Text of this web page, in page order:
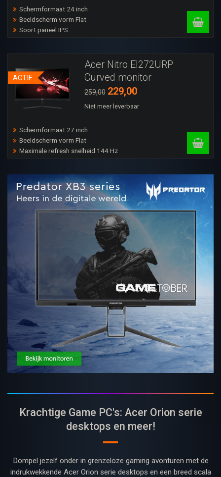
Schermformaat 24 inch
Beeldscherm vorm Flat
Soort paneel IPS
Acer Nitro EI272URP
Curved monitor
259,00 229,00
Niet meer leverbaar
ACTIE
Schermformaat 27 inch
Beeldscherm vorm Flat
Maximale refresh snelheid 144 Hz
Krachtige Game PC's: Acer Orion serie
desktops en meer!
Dompel jezelf onder in grenzeloze gaming avonturen met de
indrukwekkende Acer Orion serie desktops en een breed scala